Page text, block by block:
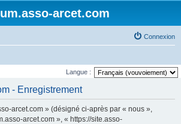
arcet.com
Connexion
Langue :
- Enregistrement
arcet.com » (désigné ci-après par « nous »,
arcet.com », « https://site.asso-